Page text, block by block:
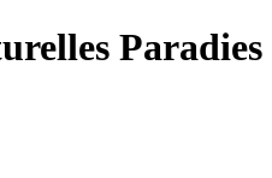
Paradies